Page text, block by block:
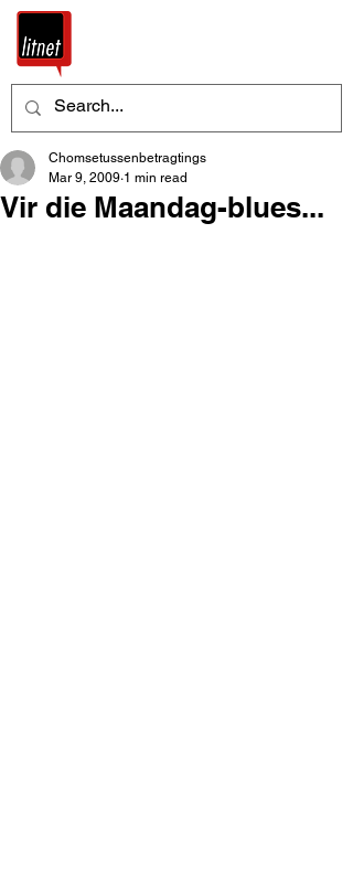
Vir die Maandag-blues...
Chomsetussenbetragtings
Mar 9, 2009 1 min read